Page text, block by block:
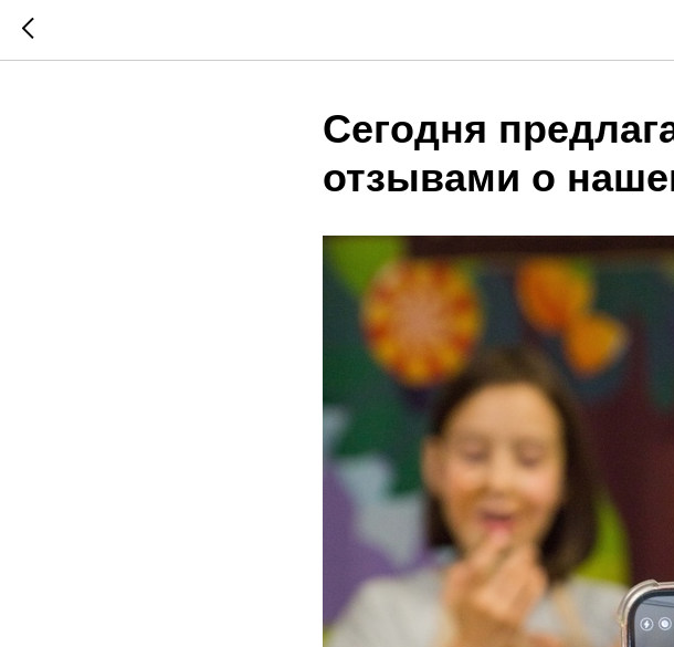
Сегодня
отзывами о